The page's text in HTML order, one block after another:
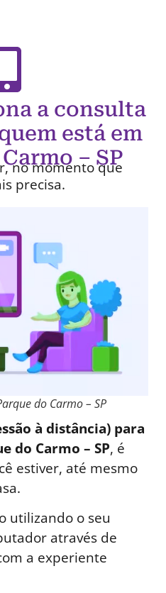
a consulta
está em
– SP
no momento que
precisa.
do Carmo – SP
à distância) para
do Carmo – SP, é
estiver, até mesmo
utilizando o seu
através de
a experiente